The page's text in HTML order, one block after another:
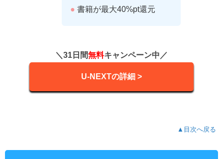
● 書籍が最大40%pt還元
＼31日間無料キャンペーン中／
U-NEXTの詳細 >
▲目次へ戻る